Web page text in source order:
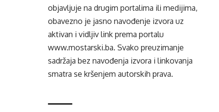
objavljuje na drugim portalima ili medijima,
obavezno je jasno navođenje izvora uz
aktivan i vidljiv link prema portalu
www.mostarski.ba. Svako preuzimanje
sadržaja bez navođenja izvora i linkovanja
smatra se kršenjem autorskih prava.